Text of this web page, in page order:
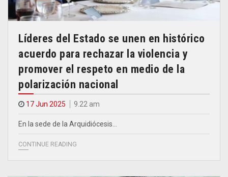
Líderes del Estado se unen en histórico
acuerdo para rechazar la violencia y
promover el respeto en medio de la
polarización nacional
17 Jun 2025 9.22 am
En la sede de la Arquidiócesis…
CONTINUE READING